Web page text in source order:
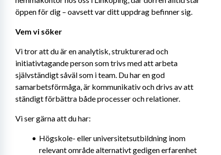
öppen för dig – oavsett var ditt uppdrag befinner sig.
Vem vi söker
Vi tror att du är en analytisk, strukturerad och
initiativtagande person som trivs med att arbeta
självständigt såväl som i team. Du har en god
samarbetsförmåga, är kommunikativ och drivs av att
ständigt förbättra både processer och relationer.
Vi ser gärna att du har:
Högskole- eller universitetsutbildning inom
relevant område alternativt gedigen erfarenhet